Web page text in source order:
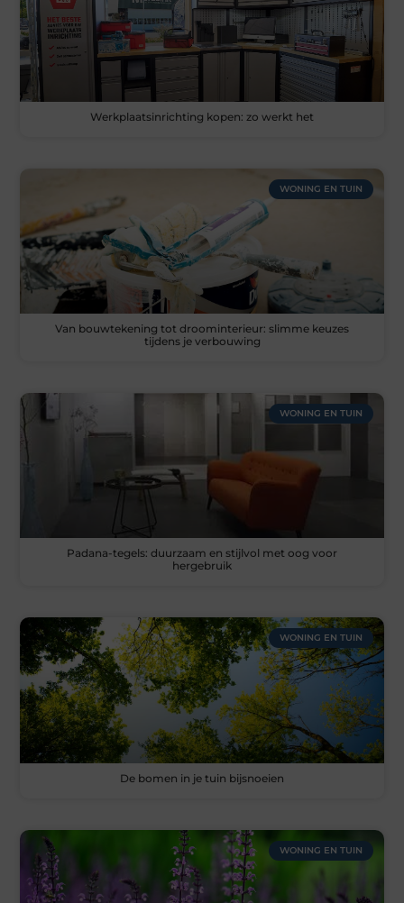
Werkplaatsinrichting kopen: zo werkt het
WONING EN TUIN
Van bouwtekening tot droominterieur: slimme keuzes
tijdens je verbouwing
WONING EN TUIN
Padana-tegels: duurzaam en stijlvol met oog voor
hergebruik
WONING EN TUIN
De bomen in je tuin bijsnoeien
WONING EN TUIN